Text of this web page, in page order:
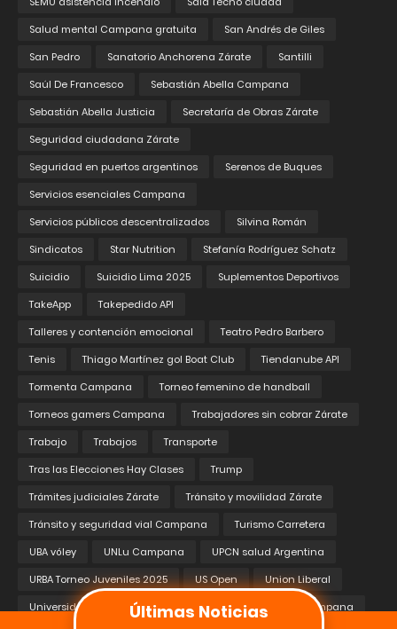
Últimas Noticias
Salud mental Campana gratuita
San Andrés de Giles
San Pedro
Sanatorio Anchorena Zárate
Santilli
Saúl De Francesco
Sebastián Abella Campana
Sebastián Abella Justicia
Secretaría de Obras Zárate
Seguridad ciudadana Zárate
Seguridad en puertos argentinos
Serenos de Buques
Servicios esenciales Campana
Servicios públicos descentralizados
Silvina Román
Sindicatos
Star Nutrition
Stefanía Rodríguez Schatz
Suicidio
Suicidio Lima 2025
Suplementos Deportivos
TakeApp
Takepedido API
Talleres y contención emocional
Teatro Pedro Barbero
Tenis
Thiago Martínez gol Boat Club
Tiendanube API
Tormenta Campana
Torneo femenino de handball
Torneos gamers Campana
Trabajadores sin cobrar Zárate
Trabajo
Trabajos
Transporte
Tras las Elecciones Hay Clases
Trump
Trámites judiciales Zárate
Tránsito y movilidad Zárate
Tránsito y seguridad vial Campana
Turismo Carretera
UBA vóley
UNLu Campana
UPCN salud Argentina
URBA Torneo Juveniles 2025
US Open
Union Liberal
Universidades Públicas
Valores Republicanos de Campana